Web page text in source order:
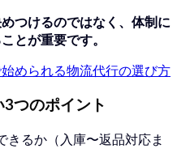
つけるのではなく、体制に
とが重要です。
められる物流代行の選び方
つのポイント
きるか（入庫〜返品対応ま